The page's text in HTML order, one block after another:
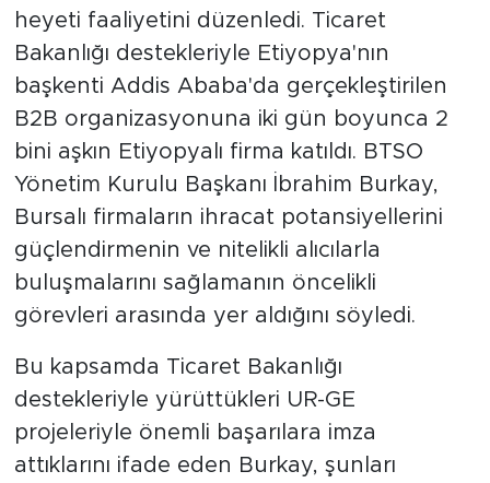
heyeti faaliyetini düzenledi. Ticaret
Bakanlığı destekleriyle Etiyopya'nın
başkenti Addis Ababa'da gerçekleştirilen
B2B organizasyonuna iki gün boyunca 2
bini aşkın Etiyopyalı firma katıldı. BTSO
Yönetim Kurulu Başkanı İbrahim Burkay,
Bursalı firmaların ihracat potansiyellerini
güçlendirmenin ve nitelikli alıcılarla
buluşmalarını sağlamanın öncelikli
görevleri arasında yer aldığını söyledi.
Bu kapsamda Ticaret Bakanlığı
destekleriyle yürüttükleri UR-GE
projeleriyle önemli başarılara imza
attıklarını ifade eden Burkay, şunları